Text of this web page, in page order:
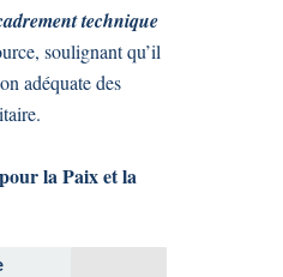
technique
soulignant qu’il
adéquate des
la Paix et la